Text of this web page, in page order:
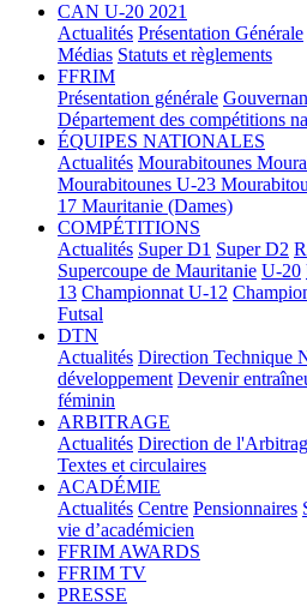
CAN U-20 2021
Actualités Présentation Générale
Médias Statuts et règlements
FFRIM
Présentation générale
Département des compétitions
ÉQUIPES NATIONALES
Actualités Mourabitounes
Mourabitounes U-23
17 Mauritanie (Dames)
COMPÉTITIONS
Actualités Super D1 Super D2
Supercoupe de Mauritanie U-20
13 Championnat U-12
Futsal
DTN
Actualités Direction Technique
développement Devenir
féminin
ARBITRAGE
Actualités Direction de
Textes et circulaires
ACADÉMIE
Actualités Centre Pensionnaires
vie d’académicien
FFRIM AWARDS
FFRIM TV
PRESSE